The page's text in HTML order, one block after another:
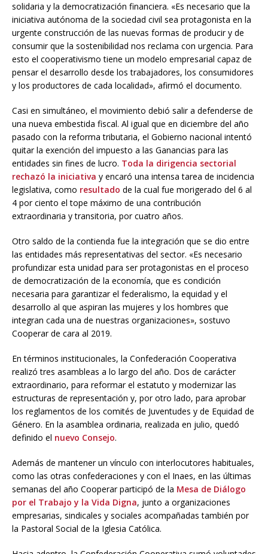
solidaria y la democratización financiera. «Es necesario que la
iniciativa autónoma de la sociedad civil sea protagonista en la
urgente construcción de las nuevas formas de producir y de
consumir que la sostenibilidad nos reclama con urgencia. Para
esto el cooperativismo tiene un modelo empresarial capaz de
pensar el desarrollo desde los trabajadores, los consumidores
y los productores de cada localidad», afirmó el documento.
Casi en simultáneo, el movimiento debió salir a defenderse de
una nueva embestida fiscal. Al igual que en diciembre del año
pasado con la reforma tributaria, el Gobierno nacional intentó
quitar la exención del impuesto a las Ganancias para las
entidades sin fines de lucro. Toda la dirigencia sectorial
rechazó la iniciativa y encaró una intensa tarea de incidencia
legislativa, como resultado de la cual fue morigerado del 6 al
4 por ciento el tope máximo de una contribución
extraordinaria y transitoria, por cuatro años.
Otro saldo de la contienda fue la integración que se dio entre
las entidades más representativas del sector. «Es necesario
profundizar esta unidad para ser protagonistas en el proceso
de democratización de la economía, que es condición
necesaria para garantizar el federalismo, la equidad y el
desarrollo al que aspiran las mujeres y los hombres que
integran cada una de nuestras organizaciones», sostuvo
Cooperar de cara al 2019.
En términos institucionales, la Confederación Cooperativa
realizó tres asambleas a lo largo del año. Dos de carácter
extraordinario, para reformar el estatuto y modernizar las
estructuras de representación y, por otro lado, para aprobar
los reglamentos de los comités de Juventudes y de Equidad de
Género. En la asamblea ordinaria, realizada en julio, quedó
definido el nuevo Consejo.
Además de mantener un vínculo con interlocutores habituales,
como las otras confederaciones y con el Inaes, en las últimas
semanas del año Cooperar participó de la Mesa de Diálogo
por el Trabajo y la Vida Digna, junto a organizaciones
empresarias, sindicales y sociales acompañadas también por
la Pastoral Social de la Iglesia Católica.